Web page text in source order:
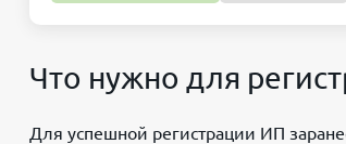
Что нужно для
Для успешной регистрации ИП